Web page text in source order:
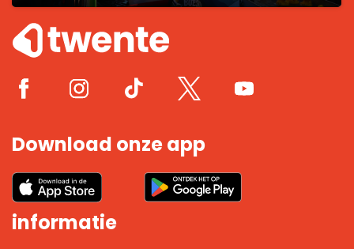
Download onze app
informatie